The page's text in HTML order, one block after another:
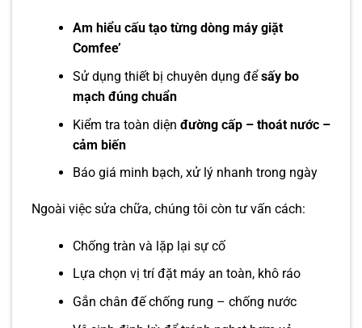
Am hiểu cấu tạo từng dòng máy giặt
Comfee’
Sử dụng thiết bị chuyên dụng đểsấy bo
mạch đúng chuẩn
Kiểm tra toàn diện đường cấp – thoát nước –
cảm biến
Báo giá minh bạch, xử lý nhanh trong ngày
Ngoài việc sửa chữa, chúng tôi còn tư vấn cách:
Chống tràn và lặp lại sự cố
Lựa chọn vị trí đặt máy an toàn, khô ráo
Gắn chân đế chống rung – chống nước